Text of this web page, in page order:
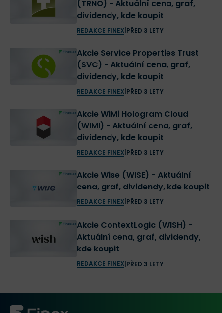
(TRNO) - Aktuální cena, graf,
dividendy, kde koupit
REDAKCE FINEX| PŘED 3 LETY
Akcie Service Properties Trust
(SVC) - Aktuální cena, graf,
dividendy, kde koupit
REDAKCE FINEX| PŘED 3 LETY
Akcie WiMi Hologram Cloud
(WIMI) - Aktuální cena, graf,
dividendy, kde koupit
REDAKCE FINEX| PŘED 3 LETY
Akcie Wise (WISE) - Aktuální
cena, graf, dividendy, kde koupit
REDAKCE FINEX| PŘED 3 LETY
Akcie ContextLogic (WISH) -
Aktuální cena, graf, dividendy,
kde koupit
REDAKCE FINEX| PŘED 3 LETY